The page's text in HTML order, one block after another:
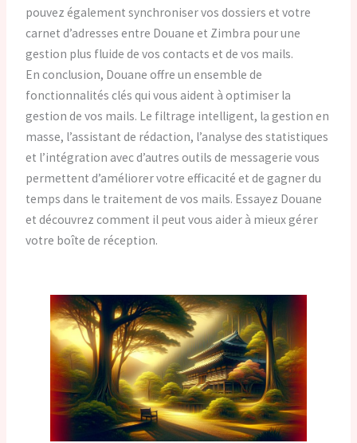
pouvez également synchroniser vos dossiers et votre
carnet d’adresses entre Douane et Zimbra pour une
gestion plus fluide de vos contacts et de vos mails.
En conclusion, Douane offre un ensemble de
fonctionnalités clés qui vous aident à optimiser la
gestion de vos mails. Le filtrage intelligent, la gestion en
masse, l’assistant de rédaction, l’analyse des statistiques
et l’intégration avec d’autres outils de messagerie vous
permettent d’améliorer votre efficacité et de gagner du
temps dans le traitement de vos mails. Essayez Douane
et découvrez comment il peut vous aider à mieux gérer
votre boîte de réception.